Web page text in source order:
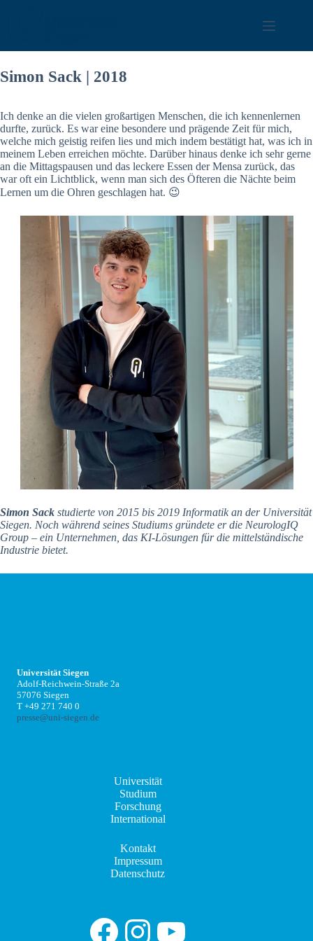
Simon Sack | 2018
Ich denke an die vielen großartigen Menschen, die ich kennenlernen
durfte, zurück. Es war eine besondere und prägende Zeit für mich,
welche mich geistig reifen lies und mich indem bestätigt hat, was ich in
meinem Leben erreichen möchte. Darüber hinaus denke ich sehr gerne
an die Mittagspausen und das leckere Essen der Mensa zurück, das
war oft ein Lichtblick, wenn man sich des Öfteren die Nächte beim
Lernen um die Ohren geschlagen hat. 😉
Simon Sack studierte von 2015 bis 2019 Informatik an der Universität
Siegen. Noch während seines Studiums gründete er die NeurologIQ
Group – ein Unternehmen, das KI-Lösungen für die mittelständische
Industrie bietet.
Universität Siegen
Adolf-Reichwein-Straße 2a
57076 Siegen
T +49 271 740 0
presse@uni-siegen.de
Universität
Studium
Forschung
International
Kontakt
Impressum
Datenschutz
Facebook
Instagram
YouTube